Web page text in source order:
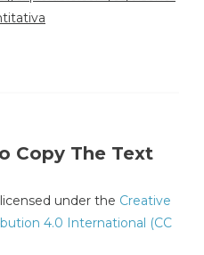
Copy The Text
under the Creative
4.0 International (CC